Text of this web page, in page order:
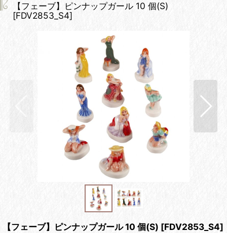
【フェーブ】ピンナップガール 10 個(S)
[FDV2853_S4]
【フェーブ】ピンナップガール 10 個(S) [FDV2853_S4]